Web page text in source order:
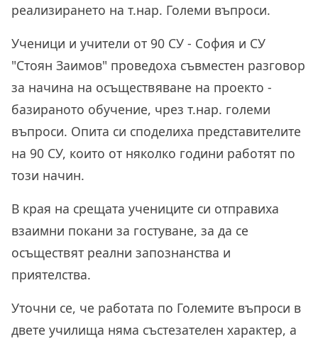
реализирането на т.нар. Големи въпроси.
Ученици и учители от 90 СУ - София и СУ
"Стоян Заимов" проведоха съвместен разговор
за начина на осъществяване на проекто -
базираното обучение, чрез т.нар. големи
въпроси. Опита си споделиха представителите
на 90 СУ, които от няколко години работят по
този начин.
В края на срещата учениците си отправиха
взаимни покани за гостуване, за да се
осъществят реални запознанства и
приятелства.
Уточни се, че работата по Големите въпроси в
двете училища няма състезателен характер, а